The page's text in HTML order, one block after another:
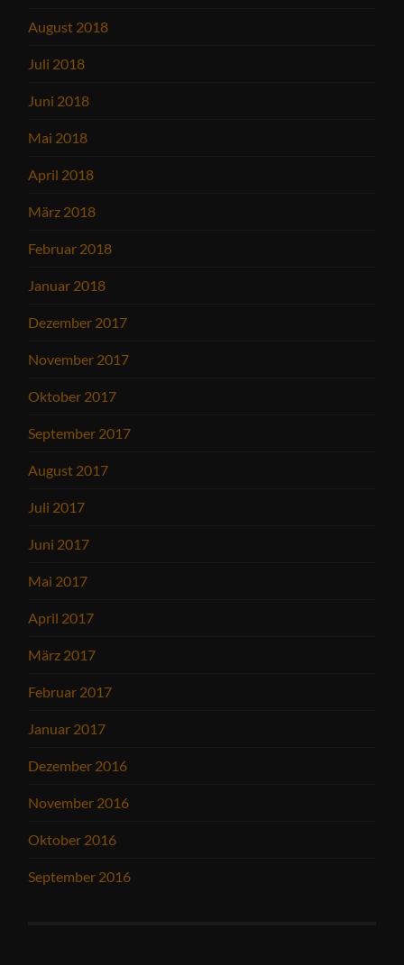
August 2018
Juli 2018
Juni 2018
Mai 2018
April 2018
März 2018
Februar 2018
Januar 2018
Dezember 2017
November 2017
Oktober 2017
September 2017
August 2017
Juli 2017
Juni 2017
Mai 2017
April 2017
März 2017
Februar 2017
Januar 2017
Dezember 2016
November 2016
Oktober 2016
September 2016